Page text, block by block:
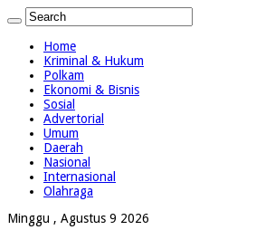
Home
Kriminal & Hukum
Polkam
Ekonomi & Bisnis
Sosial
Advertorial
Umum
Daerah
Nasional
Internasional
Olahraga
Minggu , Agustus 9 2026